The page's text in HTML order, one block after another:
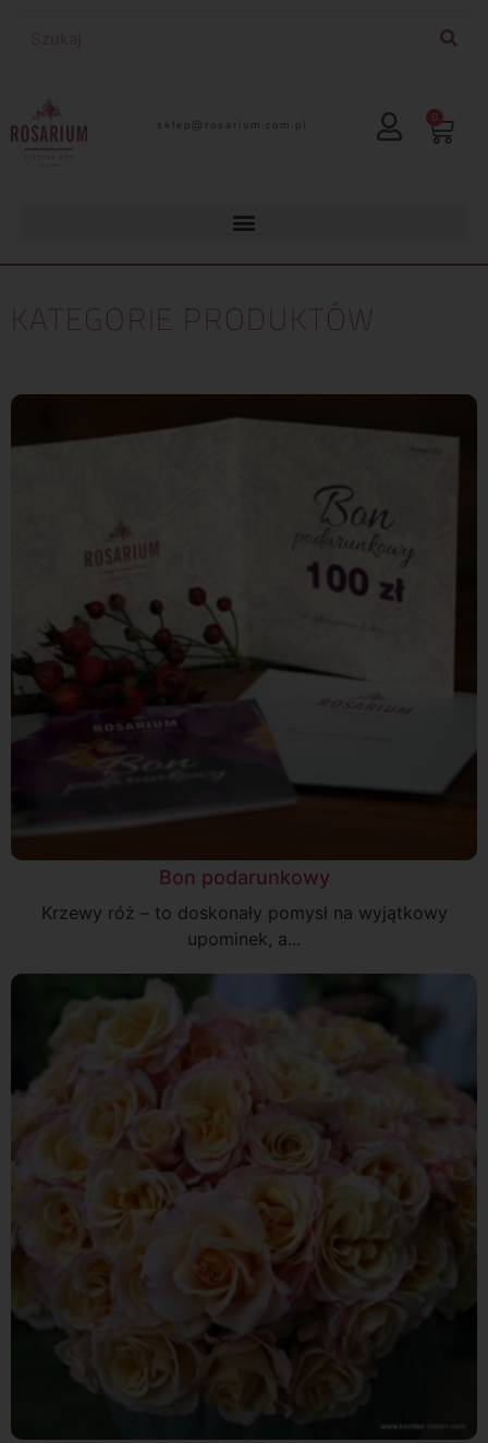
lp.moc.muirasor@pelks 0
KATEGORIE PRODUKTÓW
Bon podarunkowy
Krzewy róż – to doskonały pomysł na wyjątkowy
upominek, a...